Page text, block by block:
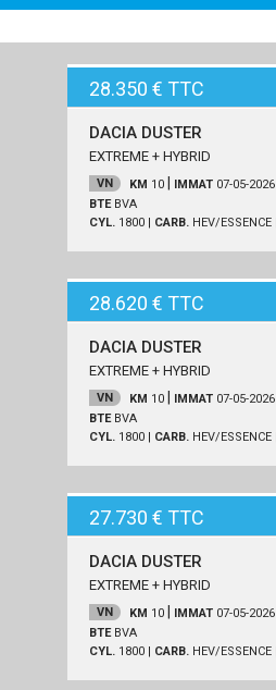
28.350 € TTC
DACIA DUSTER
EXTREME + HYBRID
VN KM 10 IMMAT 07-05-2026
BTE BVA
CYL. 1800| CARB. HEV/ESSENCE|
28.620 € TTC
DACIA DUSTER
EXTREME + HYBRID
VN KM 10 IMMAT 07-05-2026
BTE BVA
CYL. 1800| CARB. HEV/ESSENCE|
27.730 € TTC
DACIA DUSTER
EXTREME + HYBRID
VN KM 10 IMMAT 07-05-2026
BTE BVA
CYL. 1800| CARB. HEV/ESSENCE|